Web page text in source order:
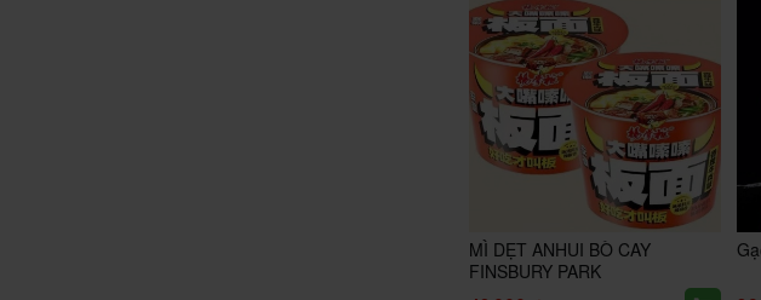
MÌ DẸT ANHUI BÒ CAY
FINSBURY PARK